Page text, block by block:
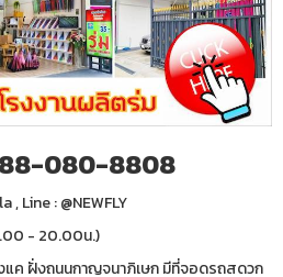
080-8808
, Line : @NEWFLY
- 20.00น.)
แค ฝั่งถนนกาญจนาภิเษก มีที่จอดรถสดวก